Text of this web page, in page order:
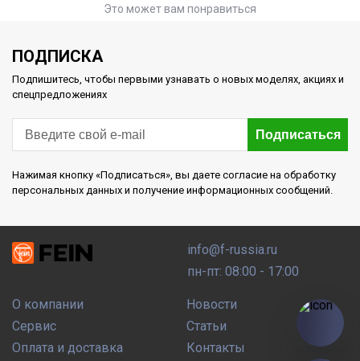
Это может вам понравиться
ПОДПИСКА
Подпишитесь, чтобы первыми узнавать о новых моделях, акциях и
спецпредложениях
Подписаться
Нажимая кнопку «Подписаться», вы даете согласие на обработку
персональных данных и получение информационных сообщений.
О компании
Сервис
Оплата и доставка
Новости
Статьи
Контакты
info@f-russia.ru
пн-пт: 08:00 - 17:00